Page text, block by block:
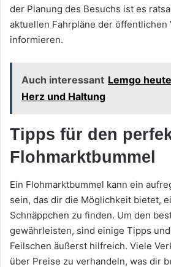
der Planung des Besuchs ist es
aktuellen Fahrpläne der öffentlichen
informieren.
Auch interessant Lemgo
Herz und Haltung
Tipps für den
Flohmarktbummel
Ein Flohmarktbummel kann ein
sein, das dir die Möglichkeit bietet,
Schnäppchen zu finden. Um den
gewährleisten, sind einige Tipps
Feilschen äußerst hilfreich. Viele
über Preise zu verhandeln, was dir